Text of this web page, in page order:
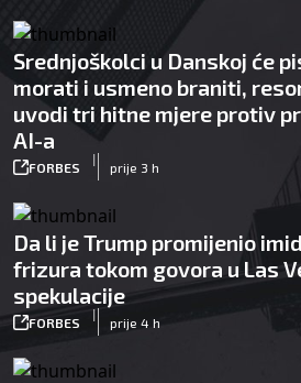
Srednjoškolci u Danskoj će
morati i usmeno braniti,
uvodi tri hitne mjere protiv
AI-a
FORBES
|
prije 3 h
Da li je Trump promijenio
frizura tokom govora u Las
spekulacije
FORBES
|
prije 4 h